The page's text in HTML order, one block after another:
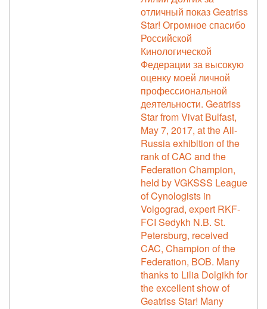
отличный показ Geatriss
Star! Огромное спасибо
Российской
Кинологической
Федерации за высокую
оценку моей личной
профессиональной
деятельности. Geatriss
Star from Vivat Bulfast,
May 7, 2017, at the All-
Russia exhibition of the
rank of CAC and the
Federation Champion,
held by VGKSSS League
of Cynologists in
Volgograd, expert RKF-
FCI Sedykh N.B. St.
Petersburg, received
CAC, Champion of the
Federation, BOB. Many
thanks to Lilia Dolgikh for
the excellent show of
Geatriss Star! Many